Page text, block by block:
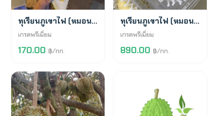
พร้อมขาย ทุเรียนภูเขาไฟ (หมอนทอง)
เกรดพรีเมี่ยม
170.00 ฿/กก.
พร้อมขาย ทุเรียนภูเขาไฟ (หมอนทอง)
เกรดพรีเมี่ยม
890.00 ฿/กก.